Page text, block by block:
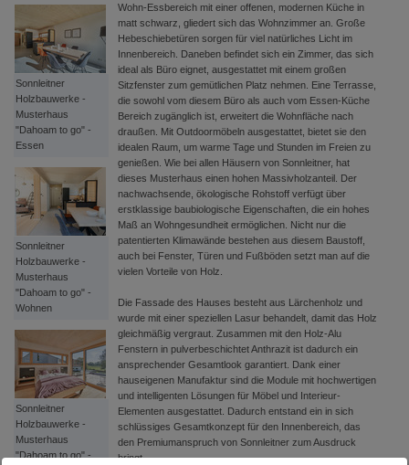
Sonnleitner
Holzbauwerke -
Musterhaus
"Dahoam to go" -
Essen
Sonnleitner
Holzbauwerke -
Musterhaus
"Dahoam to go" -
Wohnen
Sonnleitner
Holzbauwerke -
Musterhaus
"Dahoam to go" -
Wohn-Essbereich mit einer offenen, modernen Küche in
matt schwarz, gliedert sich das Wohnzimmer an. Große
Hebeschiebetüren sorgen für viel natürliches Licht im
Innenbereich. Daneben befindet sich ein Zimmer, das sich
ideal als Büro eignet, ausgestattet mit einem großen
Sitzfenster zum gemütlichen Platz nehmen. Eine Terrasse,
die sowohl vom diesem Büro als auch vom Essen-Küche
Bereich zugänglich ist, erweitert die Wohnfläche nach
draußen. Mit Outdoormöbeln ausgestattet, bietet sie den
idealen Raum, um warme Tage und Stunden im Freien zu
genießen. Wie bei allen Häusern von Sonnleitner, hat
dieses Musterhaus einen hohen Massivholzanteil. Der
nachwachsende, ökologische Rohstoff verfügt über
erstklassige baubiologische Eigenschaften, die ein hohes
Maß an Wohngesundheit ermöglichen. Nicht nur die
patentierten Klimawände bestehen aus diesem Baustoff,
auch bei Fenster, Türen und Fußböden setzt man auf die
vielen Vorteile von Holz.
Die Fassade des Hauses besteht aus Lärchenholz und
wurde mit einer speziellen Lasur behandelt, damit das Holz
gleichmäßig vergraut. Zusammen mit den Holz-Alu
Fenstern in pulverbeschichtet Anthrazit ist dadurch ein
ansprechender Gesamtlook garantiert. Dank einer
hauseigenen Manufaktur sind die Module mit hochwertigen
und intelligenten Lösungen für Möbel und Interieur-
Elementen ausgestattet. Dadurch entstand ein in sich
schlüssiges Gesamtkonzept für den Innenbereich, das
den Premiumanspruch von Sonnleitner zum Ausdruck
bringt.